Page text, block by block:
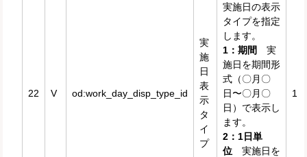
22 V od:work_day_disp_type_id
実
施
日
表
示
タ
イ
プ
実施日の表示
タイプを指定
します。
1：期間 実
施日を期間形
式（〇月〇
日〜〇月〇
日）で表示し
ます。
2：1日単
位 実施日を
1